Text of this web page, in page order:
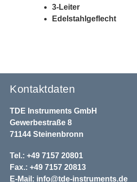
3-Leiter
Edelstahlgeflecht
Kontaktdaten
TDE Instruments GmbH
Gewerbestraße 8
71144 Steinenbronn
Tel.: +49 7157 20801
Fax.: +49 7157 20813
E-Mail: info@tde-instruments.de